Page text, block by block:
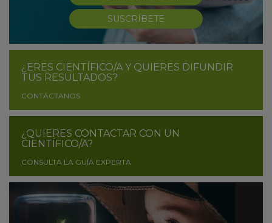
SUSCRÍBETE
¿ERES CIENTÍFICO/A Y QUIERES DIFUNDIR
TUS RESULTADOS?
CONTÁCTANOS
¿QUIERES CONTACTAR CON UN
CIENTÍFICO/A?
CONSULTA LA GUÍA EXPERTA